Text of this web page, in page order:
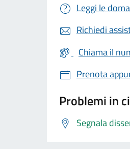
Leggi le
Richiedi
Chiama il
Prenota
Problemi in
Segnala